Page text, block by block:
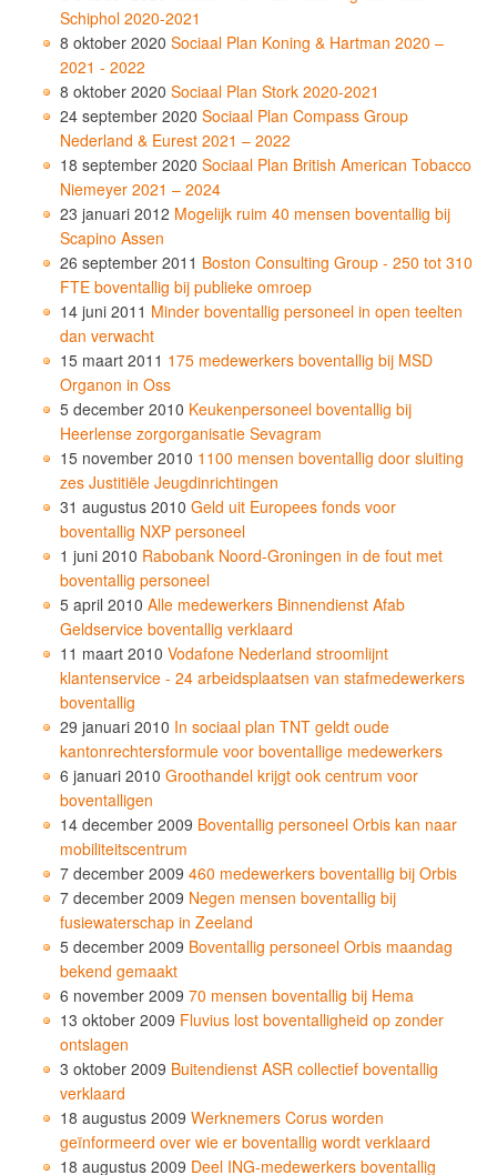
Schiphol 2020-2021
8 oktober 2020 Sociaal Plan Koning & Hartman 2020 –
2021 - 2022
8 oktober 2020 Sociaal Plan Stork 2020-2021
24 september 2020 Sociaal Plan Compass Group
Nederland & Eurest 2021 – 2022
18 september 2020 Sociaal Plan British American Tobacco
Niemeyer 2021 – 2024
23 januari 2012 Mogelijk ruim 40 mensen boventallig bij
Scapino Assen
26 september 2011 Boston Consulting Group - 250 tot 310
FTE boventallig bij publieke omroep
14 juni 2011 Minder boventallig personeel in open teelten
dan verwacht
15 maart 2011 175 medewerkers boventallig bij MSD
Organon in Oss
5 december 2010 Keukenpersoneel boventallig bij
Heerlense zorgorganisatie Sevagram
15 november 2010 1100 mensen boventallig door sluiting
zes Justitiële Jeugdinrichtingen
31 augustus 2010 Geld uit Europees fonds voor
boventallig NXP personeel
1 juni 2010 Rabobank Noord-Groningen in de fout met
boventallig personeel
5 april 2010 Alle medewerkers Binnendienst Afab
Geldservice boventallig verklaard
11 maart 2010 Vodafone Nederland stroomlijnt
klantenservice - 24 arbeidsplaatsen van stafmedewerkers
boventallig
29 januari 2010 In sociaal plan TNT geldt oude
kantonrechtersformule voor boventallige medewerkers
6 januari 2010 Groothandel krijgt ook centrum voor
boventalligen
14 december 2009 Boventallig personeel Orbis kan naar
mobiliteitscentrum
7 december 2009 460 medewerkers boventallig bij Orbis
7 december 2009 Negen mensen boventallig bij
fusiewaterschap in Zeeland
5 december 2009 Boventallig personeel Orbis maandag
bekend gemaakt
6 november 2009 70 mensen boventallig bij Hema
13 oktober 2009 Fluvius lost boventalligheid op zonder
ontslagen
3 oktober 2009 Buitendienst ASR collectief boventallig
verklaard
18 augustus 2009 Werknemers Corus worden
geïnformeerd over wie er boventallig wordt verklaard
18 augustus 2009 Deel ING-medewerkers boventallig